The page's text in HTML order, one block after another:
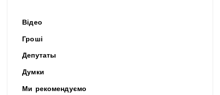
Відео
Гроші
Депутаты
Думки
Ми рекомендуємо